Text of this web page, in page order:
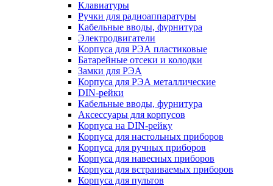
Клавиатуры
Ручки для радиоаппаратуры
Кабельные вводы, фурнитура
Электродвигатели
Корпуса для РЭА пластиковые
Батарейные отсеки и колодки
Замки для РЭА
Корпуса для РЭА металлические
DIN-рейки
Кабельные вводы, фурнитура
Аксессуары для корпусов
Корпуса на DIN-рейку
Корпуса для настольных приборов
Корпуса для ручных приборов
Корпуса для навесных приборов
Корпуса для встраиваемых приборов
Корпуса для пультов